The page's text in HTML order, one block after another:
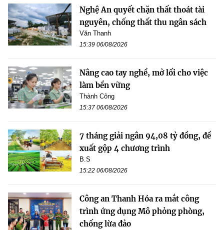
Nghệ An quyết chặn thất thoát tài
nguyên, chống thất thu ngân sách
Văn Thanh
15:39 06/08/2026
Nâng cao tay nghề, mở lối cho việc
làm bền vững
Thành Công
15:37 06/08/2026
7 tháng giải ngân 94,08 tỷ đồng, đề
xuất gộp 4 chương trình
B.S
15:22 06/08/2026
Công an Thanh Hóa ra mắt công
trình ứng dụng Mô phỏng phòng,
chống lừa đảo